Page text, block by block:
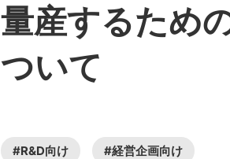
量産するため
ついて
#R&D向け #経営企画向け